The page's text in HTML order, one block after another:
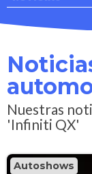
Nuestras
'Infiniti QX'
Autoshows